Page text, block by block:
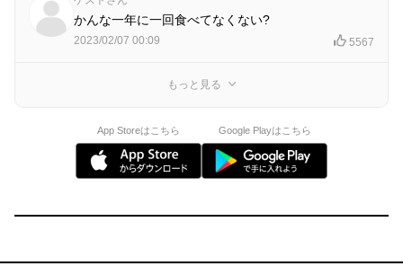
かんな一年に一回食べてなくない?
2023/02/07 00:09 5567
もっと見る
App Storeはこちら Google Playはこちら